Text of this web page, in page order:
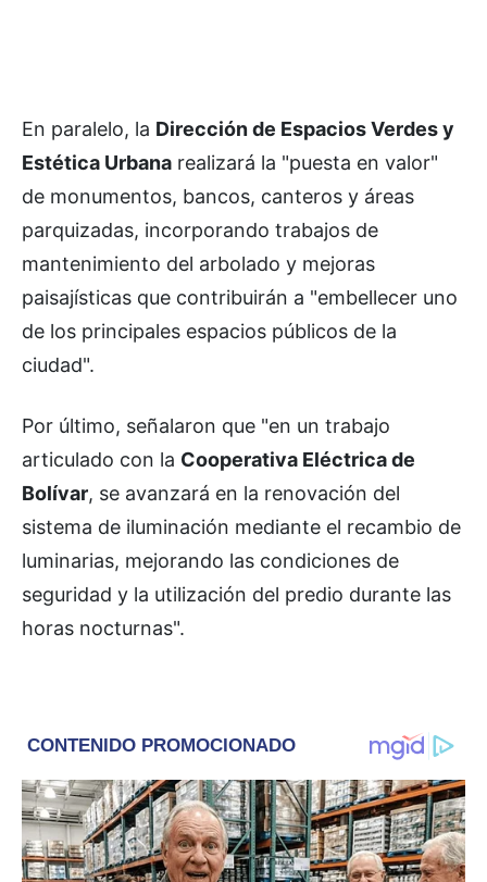
En paralelo, la Dirección de Espacios Verdes y
Estética Urbana realizará la "puesta en valor"
de monumentos, bancos, canteros y áreas
parquizadas, incorporando trabajos de
mantenimiento del arbolado y mejoras
paisajísticas que contribuirán a "embellecer uno
de los principales espacios públicos de la
ciudad".
Por último, señalaron que "en un trabajo
articulado con la Cooperativa Eléctrica de
Bolívar, se avanzará en la renovación del
sistema de iluminación mediante el recambio de
luminarias, mejorando las condiciones de
seguridad y la utilización del predio durante las
horas nocturnas".